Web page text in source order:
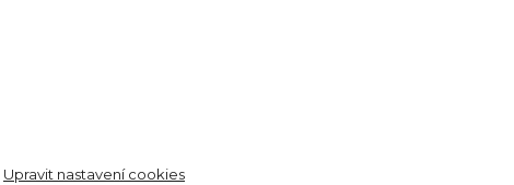
Upravit nastavení cookies